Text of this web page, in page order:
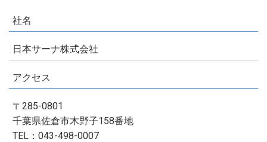
社名
日本サーナ株式会社
アクセス
〒285-0801
千葉県佐倉市木野子158番地
TEL：043-498-0007